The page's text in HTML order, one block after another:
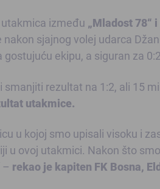
između „Mladost 78“
sjajnog volej udarca
ekipu, a siguran za
rezultat na 1:2, ali 15
utakmice.
u kojoj smo upisali visoku i
u ovoj utakmici. Nakon što
– rekao je kapiten FK Bosna,